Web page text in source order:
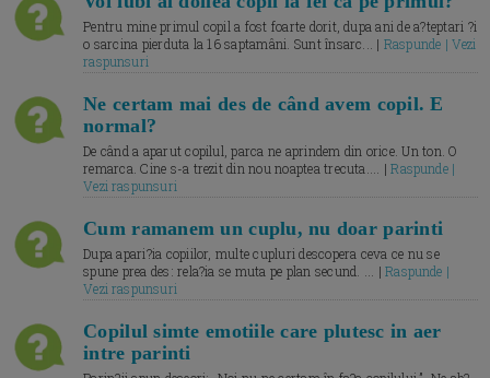
Pentru mine primul copil a fost foarte dorit, dupa ani de a?teptari ?i
o sarcina pierduta la 16 saptamâni. Sunt însarc... | Raspunde | Vezi
raspunsuri
Ne certam mai des de când avem copil. E
normal?
De când a aparut copilul, parca ne aprindem din orice. Un ton. O
remarca. Cine s-a trezit din nou noaptea trecuta.... |Raspunde |
Vezi raspunsuri
Cum ramanem un cuplu, nu doar parinti
Dupa apari?ia copiilor, multe cupluri descopera ceva ce nu se
spune prea des: rela?ia se muta pe plan secund. ... |Raspunde |
Vezi raspunsuri
Copilul simte emotiile care plutesc in aer
intre parinti